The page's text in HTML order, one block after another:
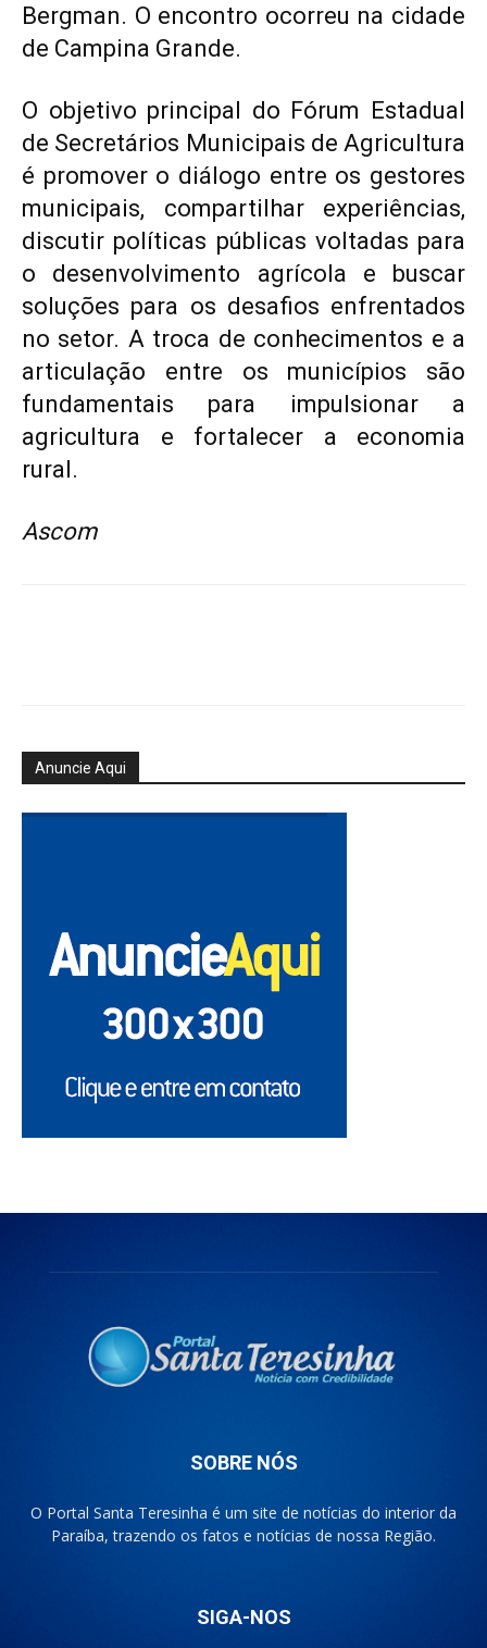
Bergman. O encontro ocorreu na cidade
de Campina Grande.
O objetivo principal do Fórum Estadual
de Secretários Municipais de Agricultura
é promover o diálogo entre os gestores
municipais, compartilhar experiências,
discutir políticas públicas voltadas para
o desenvolvimento agrícola e buscar
soluções para os desafios enfrentados
no setor. A troca de conhecimentos e a
articulação entre os municípios são
fundamentais para impulsionar a
agricultura e fortalecer a economia
rural.
Ascom
Anuncie Aqui
SOBRE NÓS
O Portal Santa Teresinha é um site de notícias do interior da
Paraíba, trazendo os fatos e notícias de nossa Região.
SIGA-NOS